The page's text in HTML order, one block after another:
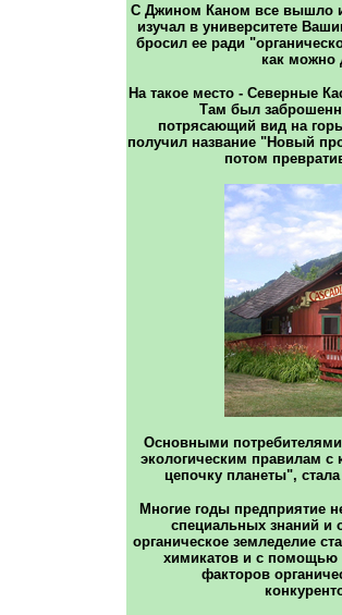
С Джином Каном все вышло
изучал в университете
бросил ее ради
как можно
На такое место - Северные
Там был
потрясающий вид на
получил название "Новый
потом
Основными
экологическим правилам
цепочку планеты",
Многие годы предприятие
специальных знаний и
органическое земледелие
химикатов и с помощью
факторов